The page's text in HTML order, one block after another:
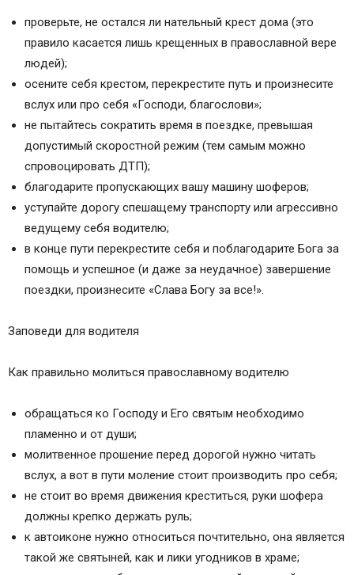
проверьте, не остался ли нательный крест дома (это
правило касается лишь крещенных в православной вере
людей);
осените себя крестом, перекрестите путь и произнесите
вслух или про себя «Господи, благослови»;
не пытайтесь сократить время в поездке, превышая
допустимый скоростной режим (тем самым можно
спровоцировать ДТП);
благодарите пропускающих вашу машину шоферов;
уступайте дорогу спешащему транспорту или агрессивно
ведущему себя водителю;
в конце пути перекрестите себя и поблагодарите Бога за
помощь и успешное (и даже за неудачное) завершение
поездки, произнесите «Слава Богу за все!».
Заповеди для водителя
Как правильно молиться православному водителю
обращаться ко Господу и Его святым необходимо
пламенно и от души;
молитвенное прошение перед дорогой нужно читать
вслух, а вот в пути моление стоит производить про себя;
не стоит во время движения креститься, руки шофера
должны крепко держать руль;
к автоиконе нужно относиться почтительно, она является
такой же святыней, как и лики угодников в храме;